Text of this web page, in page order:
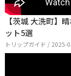
【茨城 大洗町】
ット5選
トリップガイド / 2025-